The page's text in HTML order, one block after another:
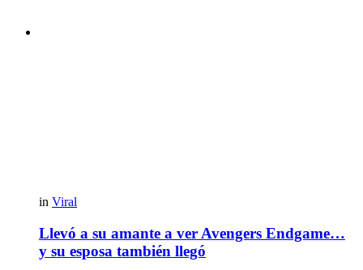
in Viral
Llevó a su amante a ver Avengers Endgame…
y su esposa también llegó